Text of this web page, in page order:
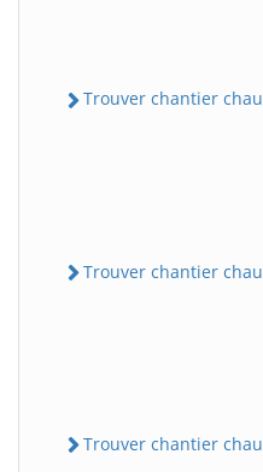
Trouver chantier
Trouver chantier
Trouver chantier